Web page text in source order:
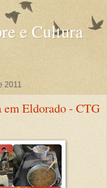
e Cultura
2011
em Eldorado - CTG